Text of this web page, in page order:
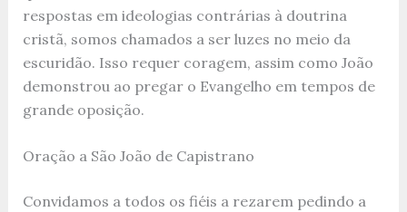
respostas em ideologias contrárias à doutrina
cristã, somos chamados a ser luzes no meio da
escuridão. Isso requer coragem, assim como João
demonstrou ao pregar o Evangelho em tempos de
grande oposição.
Oração a São João de Capistrano
Convidamos a todos os fiéis a rezarem pedindo a